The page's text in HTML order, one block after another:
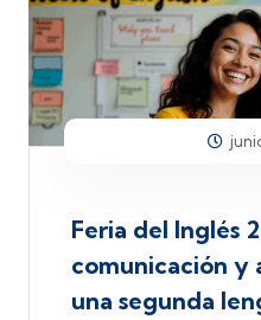
Feria del Inglés
comunicación y
una segunda